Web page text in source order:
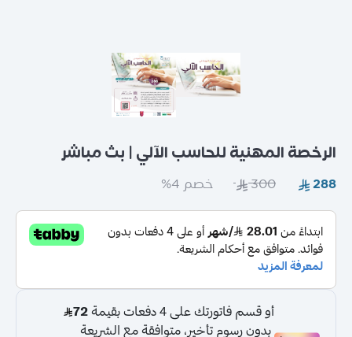
الرخصة المهنية للحاسب الآلي | بث مباشر
خصم 4%